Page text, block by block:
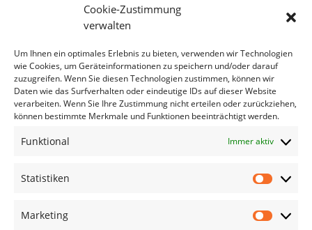
Cookie-Zustimmung
verwalten
Um Ihnen ein optimales Erlebnis zu bieten, verwenden wir Technologien
wie Cookies, um Geräteinformationen zu speichern und/oder darauf
zuzugreifen. Wenn Sie diesen Technologien zustimmen, können wir
Daten wie das Surfverhalten oder eindeutige IDs auf dieser Website
verarbeiten. Wenn Sie Ihre Zustimmung nicht erteilen oder zurückziehen,
können bestimmte Merkmale und Funktionen beeinträchtigt werden.
Funktional Immer aktiv
Statistiken
Marketing
Bitte geben Sie Ihre E-Mail Adresse ein.
*